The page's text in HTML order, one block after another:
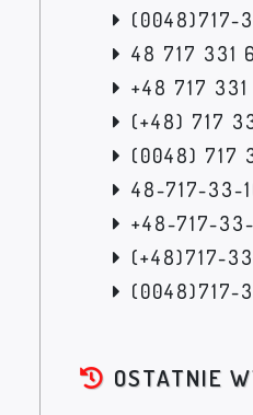
(0048)717-
48 717 331
+48 717
(+48) 717
(0048) 717
48-717-33-
+48-717-
(+48)717-
(0048)717-
OSTATNIE